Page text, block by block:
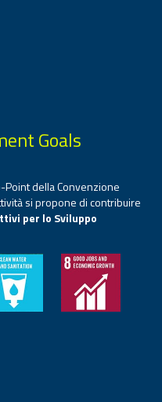
Goals
Point della Convenzione
si propone di contribuire
per lo Sviluppo